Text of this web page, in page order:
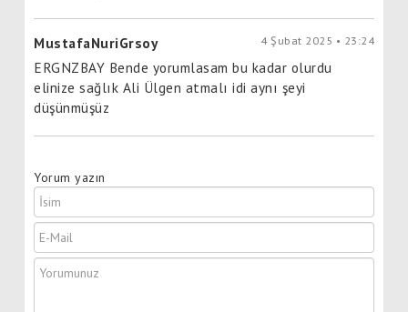
MustafaNuriGrsoy 4 Şubat 2025 • 23:24
ERGNZBAY Bende yorumlasam bu kadar olurdu
elinize sağlık Ali Ülgen atmalı idi aynı şeyi
düşünmüşüz
Yorum yazın